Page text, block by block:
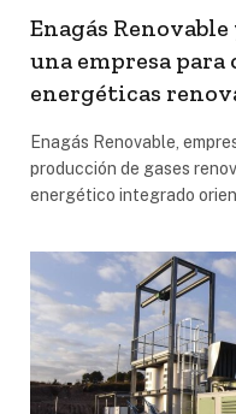
Enagás
una empresa
energéticas
Enagás Renovable,
producción de gases
energético integrado